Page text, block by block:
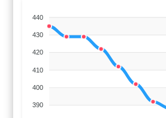
440
430
420
410
400
390